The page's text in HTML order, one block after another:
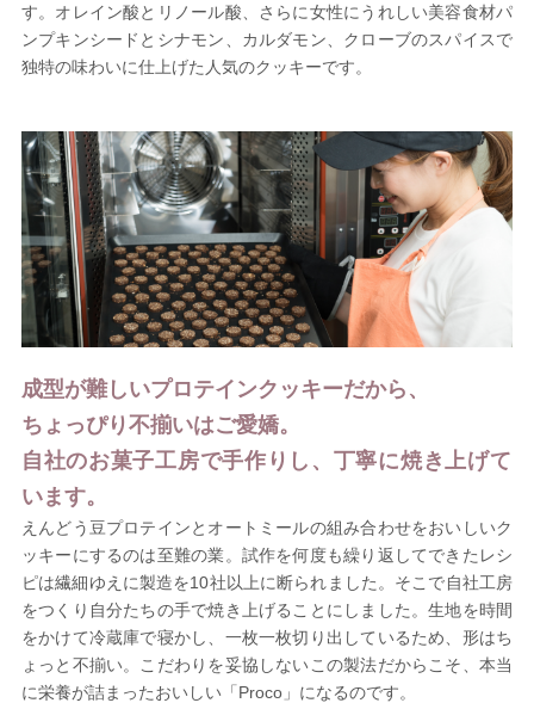
す。オレイン酸とリノール酸、さらに女性にうれしい美容食材パ
ンプキンシードとシナモン、カルダモン、クローブのスパイスで
独特の味わいに仕上げた人気のクッキーです。
成型が難しいプロテインクッキーだから、
ちょっぴり不揃いはご愛嬌。
自社のお菓子工房で手作りし、丁寧に焼き上げて
います。
えんどう豆プロテインとオートミールの組み合わせをおいしいク
ッキーにするのは至難の業。試作を何度も繰り返してできたレシ
ピは繊細ゆえに製造を10社以上に断られました。そこで自社工房
をつくり自分たちの手で焼き上げることにしました。生地を時間
をかけて冷蔵庫で寝かし、一枚一枚切り出しているため、形はち
ょっと不揃い。こだわりを妥協しないこの製法だからこそ、本当
に栄養が詰まったおいしい「Proco」になるのです。